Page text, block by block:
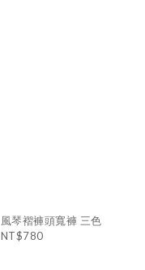
風琴褶褲頭寬褲 三色
NT$780